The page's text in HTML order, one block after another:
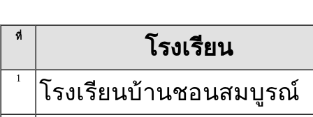
ที่ โรงเรียน
1
โรงเรียนบ้านชอนสมบูรณ์